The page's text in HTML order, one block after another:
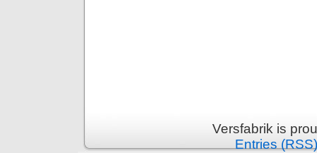
Versfabrik is
Entries (RSS)